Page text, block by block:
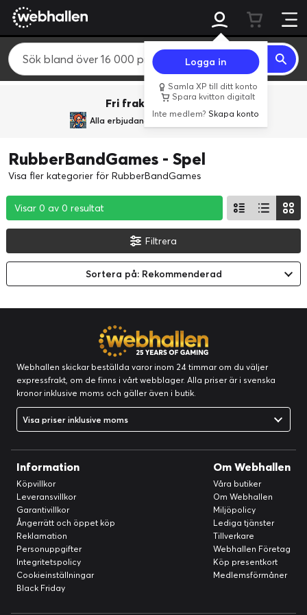
Logga in
Samla XP till ditt konto
Spara kvitton digitalt
Inte medlem?Skapa konto
Fri frakt över 800 kr.
Alla erbjudanden frånBACK TO REALITY
RubberBandGames - Spel
Visa fler kategorier för RubberBandGames
Visar 0 av 0 resultat
Visar 0 av 0 resultat
Visar 0 av 0 resultat
Filtrera
Sortera på: Rekommenderad
Webhallen skickar beställda varor inom 24 timmar om du väljer
expressfrakt, om de finns i vårt webblager. Alla priser är i svenska
kronor inklusive moms och gäller även i butik.
Visa priser inklusive moms
Information
Köpvillkor
Leveransvillkor
Garantivillkor
Ångerrätt och öppet köp
Reklamation
Personuppgifter
Integritetspolicy
Cookieinställningar
Black Friday
Om Webhallen
Våra butiker
Om Webhallen
Miljöpolicy
Lediga tjänster
Tillverkare
Webhallen Företag
Köp presentkort
Medlemsförmåner